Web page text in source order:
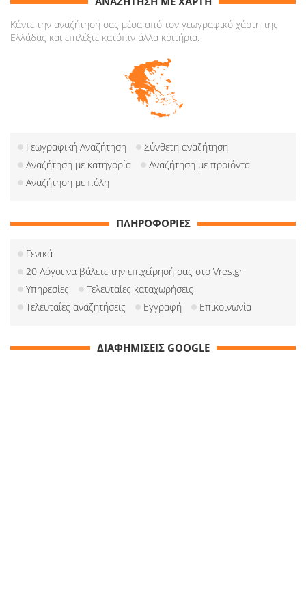
Κάντε την αναζήτησή σας μέσα από τον γεωγραφικό χάρτη της
Ελλάδας και επιλέξτε κατόπιν άλλα κριτήρια.
Γεωγραφική Αναζήτηση
Σύνθετη αναζήτηση
Αναζήτηση με κατηγορία
Αναζήτηση με προιόντα
Αναζήτηση με πόλη
ΠΛΗΡΟΦΟΡΙΕΣ
Γενικά
20 Λόγοι να βάλετε την επιχείρησή σας στο Vres.gr
Υπηρεσίες
Τελευταίες καταχωρήσεις
Τελευταίες αναζητήσεις
Εγγραφή Επικοινωνία
ΔΙΑΦΗΜΙΣΕΙΣ GOOGLE